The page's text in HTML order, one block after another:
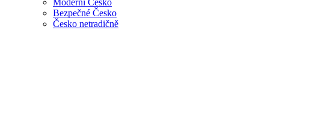
Moderní Česko
Bezpečné Česko
Česko netradičně